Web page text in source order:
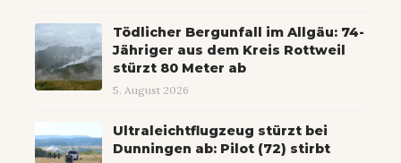
Tödlicher Bergunfall im Allgäu: 74-
Jähriger aus dem Kreis Rottweil
stürzt 80 Meter ab
5. August 2026
Ultraleichtflugzeug stürzt bei
Dunningen ab: Pilot (72) stirbt